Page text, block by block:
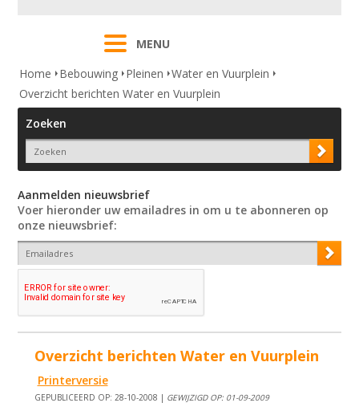
MENU
Home
Bebouwing Pleinen Water en Vuurplein
Overzicht berichten Water en Vuurplein
Zoeken
Aanmelden nieuwsbrief
Voer hieronder uw emailadres in om u te abonneren op
onze nieuwsbrief:
Overzicht berichten Water en Vuurplein
Printerversie
GEPUBLICEERD OP: 28-10-2008 | GEWIJZIGD OP: 01-09-2009